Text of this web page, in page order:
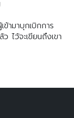
ข้ามาบุกเบิกการ
ไว้จะเขียนถึงเขา